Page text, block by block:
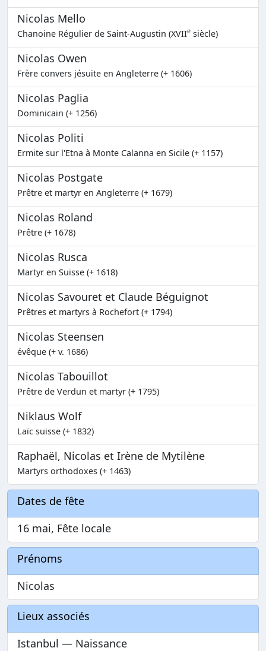
Nicolas Mello
Chanoine Régulier de Saint-Augustin (XVIIe siècle)
Nicolas Owen
Frère convers jésuite en Angleterre (+ 1606)
Nicolas Paglia
Dominicain (+ 1256)
Nicolas Politi
Ermite sur l'Etna à Monte Calanna en Sicile (+ 1157)
Nicolas Postgate
Prêtre et martyr en Angleterre (+ 1679)
Nicolas Roland
Prêtre (+ 1678)
Nicolas Rusca
Martyr en Suisse (+ 1618)
Nicolas Savouret et Claude Béguignot
Prêtres et martyrs à Rochefort (+ 1794)
Nicolas Steensen
évêque (+ v. 1686)
Nicolas Tabouillot
Prêtre de Verdun et martyr (+ 1795)
Niklaus Wolf
Laïc suisse (+ 1832)
Raphaël, Nicolas et Irène de Mytilène
Martyrs orthodoxes (+ 1463)
Dates de fête
16 mai, Fête locale
Prénoms
Nicolas
Lieux associés
Istanbul — Naissance